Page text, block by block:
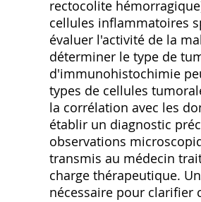
rectocolite
cellules inflammatoires
évaluer l'activité de la
déterminer le type de
d'immunohistochimie
types de cellules
la corrélation avec les
établir un diagnostic
observations
transmis au médecin
charge thérapeutique.
nécessaire pour clarifier